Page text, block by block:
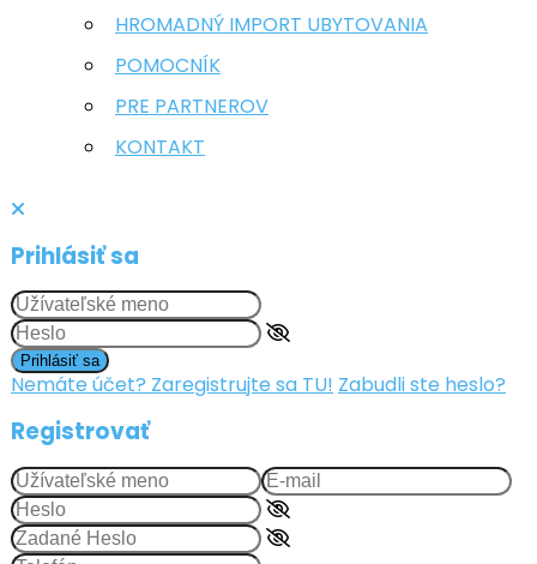
HROMADNÝ IMPORT UBYTOVANIA
POMOCNÍK
PRE PARTNEROV
KONTAKT
Prihlásiť sa
Prihlásiť sa
Nemáte účet? Zaregistrujte sa TU! Zabudli ste heslo?
Registrovať